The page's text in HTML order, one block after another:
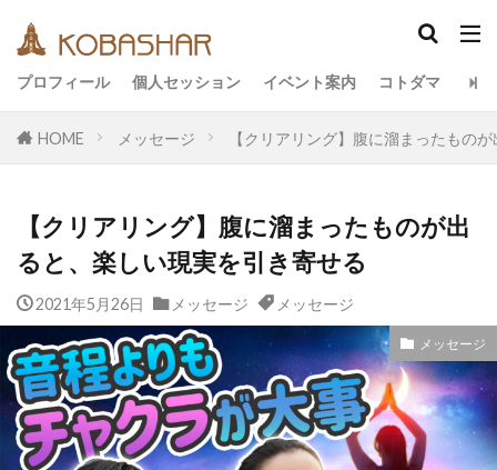
プロフィール 個人セッション イベント案内 コトダマ
HOME メッセージ 【クリアリング】腹に溜まったもの
【クリアリング】腹に溜まったものが出
ると、楽しい現実を引き寄せる
2021年5月26日 メッセージ メッセージ
メッセージ
カテゴリー
アーティスト
イベント
イヤシロチ
エコ
オフグリッド
キールタン
デトックス
バシャール・宇宙の法則
メッセージ
ヨガ
リトリート
ワンネス
ヴィーガン 健康
動画
友人
合宿 名古屋 地底人
子供
宇宙人
岐阜 引き寄せの法則
愛